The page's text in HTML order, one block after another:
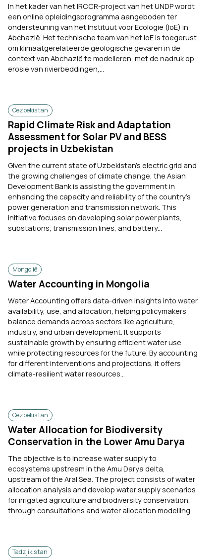
In het kader van het IRCCR-project van het UNDP wordt
een online opleidingsprogramma aangeboden ter
ondersteuning van het Instituut voor Ecologie (IoE) in
Abchazië. Het technische team van het IoE is toegerust
om klimaatgerelateerde geologische gevaren in de
context van Abchazië te modelleren, met de nadruk op
erosie van rivierbeddingen,...
Oezbekistan
Rapid Climate Risk and Adaptation
Assessment for Solar PV and BESS
projects in Uzbekistan
Given the current state of Uzbekistan's electric grid and
the growing challenges of climate change, the Asian
Development Bank is assisting the government in
enhancing the capacity and reliability of the country’s
power generation and transmission network. This
initiative focuses on developing solar power plants,
substations, transmission lines, and battery...
Mongolië
Water Accounting in Mongolia
Water Accounting offers data-driven insights into water
availability, use, and allocation, helping policymakers
balance demands across sectors like agriculture,
industry, and urban development. It supports
sustainable growth by ensuring efficient water use
while protecting resources for the future. By accounting
for different interventions and projections, it offers
climate-resilient water resources...
Oezbekistan
Water Allocation for Biodiversity
Conservation in the Lower Amu Darya
The objective is to increase water supply to
ecosystems upstream in the Amu Darya delta,
upstream of the Aral Sea. The project consists of water
allocation analysis and develop water supply scenarios
for irrigated agriculture and biodiversity conservation,
through consultations and water allocation modelling.
Tadzjikistan